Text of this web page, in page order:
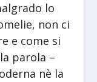
lo
non ci
e come si
parola –
nè la